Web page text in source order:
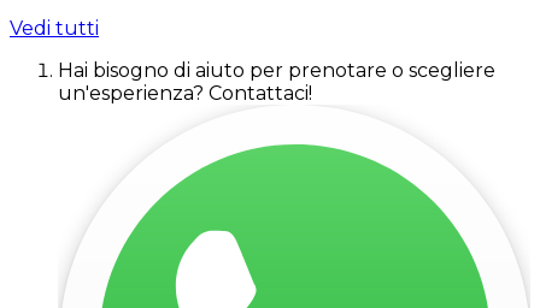
Vedi tutti
Hai bisogno di aiuto per prenotare o scegliere
un'esperienza? Contattaci!